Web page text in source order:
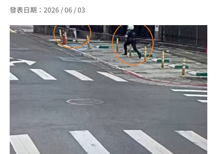
發表日期： 2026 / 06 / 03